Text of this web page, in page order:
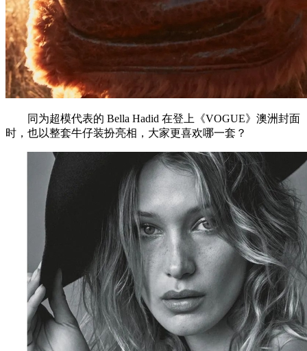
同为超模代表的 Bella Hadid 在登上《VOGUE》澳洲封面
时，也以整套牛仔装扮亮相，大家更喜欢哪一套？